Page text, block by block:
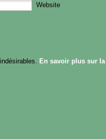
Website
En savoir plus sur